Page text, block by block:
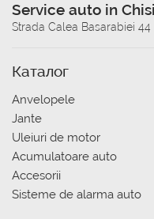
Service auto in
Strada Calea Basarabiei 44
Каталог
Anvelopele
Jante
Uleiuri de motor
Acumulatoare auto
Accesorii
Sisteme de alarma auto